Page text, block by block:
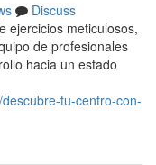
Discuss
ejercicios meticulosos,
de profesionales
hacia un estado
tu-centro-con-